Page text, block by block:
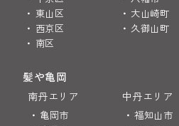
東山区
西京区
南区
大山崎町
久御山町
髪や亀岡
南丹エリア
亀岡市
中丹エリア
福知山市